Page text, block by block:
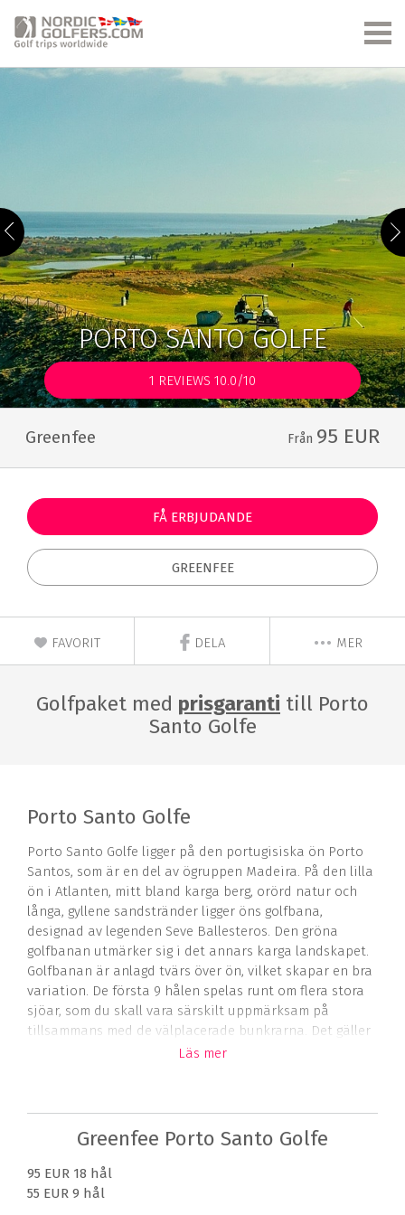
PORTO SANTO GOLFE
1 REVIEWS 10.0/10
Greenfee Från 95 EUR
FÅ ERBJUDANDE
GREENFEE
FAVORIT DELA MER
Golfpaket med prisgaranti till Porto
Santo Golfe
Porto Santo Golfe
Porto Santo Golfe ligger på den portugisiska ön Porto
Santos, som är en del av ögruppen Madeira. På den lilla
ön i Atlanten, mitt bland karga berg, orörd natur och
långa, gyllene sandstränder ligger öns golfbana,
designad av legenden Seve Ballesteros. Den gröna
golfbanan utmärker sig i det annars karga landskapet.
Golfbanan är anlagd tvärs över ön, vilket skapar en bra
variation. De första 9 hålen spelas runt om flera stora
sjöar, som du skall vara särskilt uppmärksam på
tillsammans med de välplacerade bunkrarna. Det gäller
att hålla fokus på golfspelet även om det kan vara svårt
upplevelse då flera av golfhålen spelas längs med
kusten, med branta sluttningar ned mot det brusande
Atlanthavet.
Utöver en 18-hålsgolfbana, som har krav på 36 i
Läs mer
Greenfee Porto Santo Golfe
95 EUR 18 hål
55 EUR 9 hål